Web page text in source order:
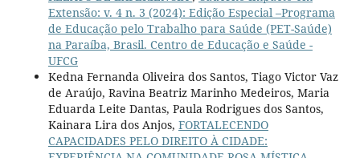
Extensão: v. 4 n. 3 (2024): Edição Especial –Programa
de Educação pelo Trabalho para Saúde (PET-Saúde)
na Paraíba, Brasil. Centro de Educação e Saúde -
UFCG
Kedna Fernanda Oliveira dos Santos, Tiago Victor Vaz
de Araújo, Ravina Beatriz Marinho Medeiros, Maria
Eduarda Leite Dantas, Paula Rodrigues dos Santos,
Kainara Lira dos Anjos, FORTALECENDO
CAPACIDADES PELO DIREITO À CIDADE: